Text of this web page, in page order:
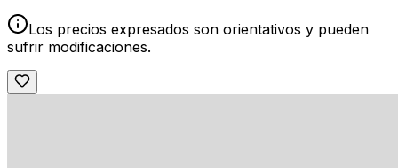
Los precios expresados son orientativos y pueden
sufrir modificaciones.